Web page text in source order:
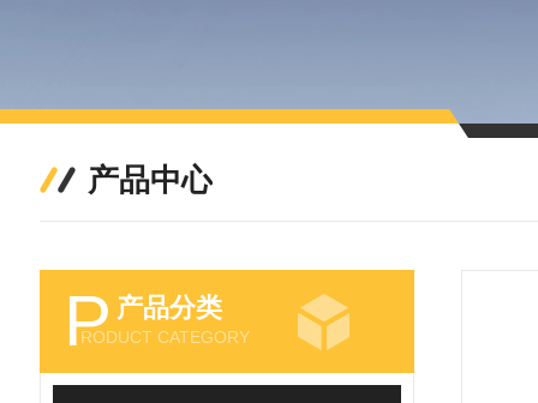
产品中心
P 产品分类
RODUCT CATEGORY